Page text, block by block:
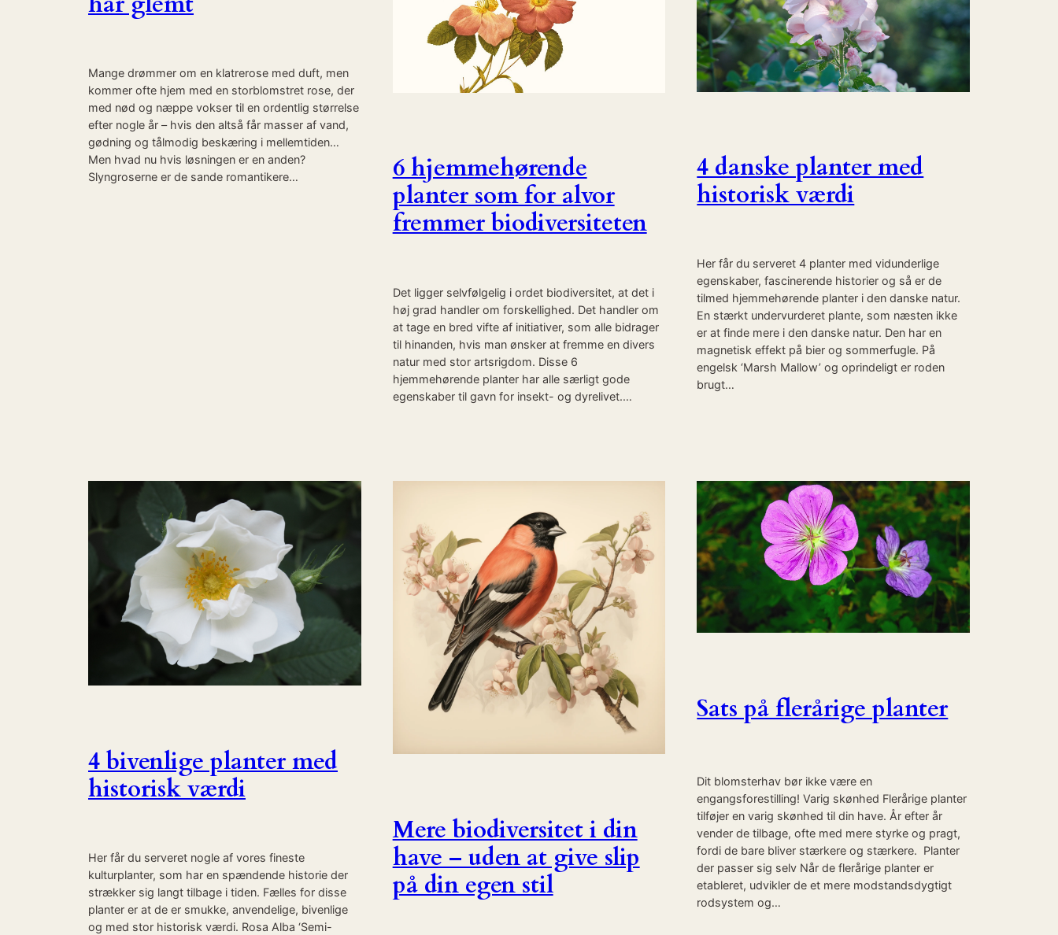
Mange drømmer om en klatrerose med duft, men
kommer ofte hjem med en storblomstret rose, der
med nød og næppe vokser til en ordentlig størrelse
efter nogle år – hvis den altså får masser af vand,
gødning og tålmodig beskæring i mellemtiden…
Men hvad nu hvis løsningen er en anden?
Slyngroserne er de sande romantikere…
6 hjemmehørende
planter som for alvor
fremmer biodiversiteten
Det ligger selvfølgelig i ordet biodiversitet, at det i
høj grad handler om forskellighed. Det handler om
at tage en bred vifte af initiativer, som alle bidrager
til hinanden, hvis man ønsker at fremme en divers
natur med stor artsrigdom. Disse 6
hjemmehørende planter har alle særligt gode
egenskaber til gavn for insekt- og dyrelivet.…
4 danske planter med
historisk værdi
Her får du serveret 4 planter med vidunderlige
egenskaber, fascinerende historier og så er de
tilmed hjemmehørende planter i den danske natur.
En stærkt undervurderet plante, som næsten ikke
er at finde mere i den danske natur. Den har en
magnetisk effekt på bier og sommerfugle. På
engelsk ‘Marsh Mallow’ og oprindeligt er roden
brugt…
4 bivenlige planter med
historisk værdi
Her får du serveret nogle af vores fineste
kulturplanter, som har en spændende historie der
strækker sig langt tilbage i tiden. Fælles for disse
planter er at de er smukke, anvendelige, bivenlige
og med stor historisk værdi. Rosa Alba ‘Semi-
Mere biodiversitet i din
have – uden at give slip
på din egen stil
Sats på flerårige planter
Dit blomsterhav bør ikke være en
engangsforestilling! Varig skønhed Flerårige planter
tilføjer en varig skønhed til din have. År efter år
vender de tilbage, ofte med mere styrke og pragt,
fordi de bare bliver stærkere og stærkere. Planter
der passer sig selv Når de flerårige planter er
etableret, udvikler de et mere modstandsdygtigt
rodsystem og…